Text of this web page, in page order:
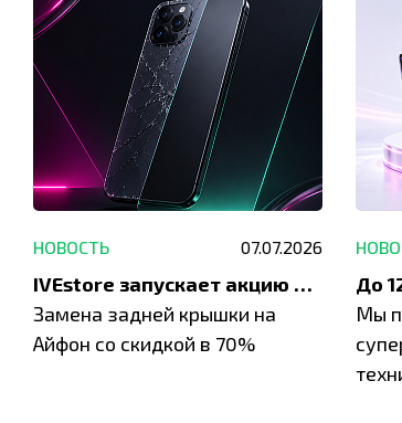
НОВОСТЬ 07.07.2026
IVEstore запускает акцию на замену заднего стекла
Замена задней крышки на
Айфон со скидкой в 70%
Мы